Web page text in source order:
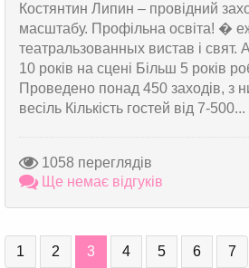
Костянтин Липин – провідний
масштабу. Профільна освіта! �
театральзованных вистав і свят.
10 років на сцені Більш 5 років
Проведено понад 450 заходів, з
весіль Кількість гостей від 7-500...
1058 переглядів
Ще немає відгуків
1 2 3 4 5 6 7